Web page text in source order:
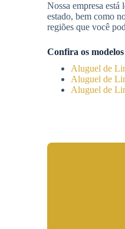
Nossa empresa
estado, bem como
regiões que você
Confira os
Aluguel de
Aluguel de
Aluguel de